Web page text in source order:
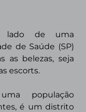
lado de uma
de Saúde (SP)
as belezas, seja
escorts.
população
é um distrito